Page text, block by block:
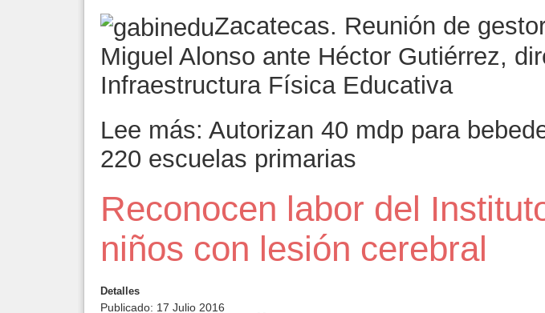
Zacatecas. Reunión de
Miguel Alonso ante Héctor Gutiérrez,
Infraestructura Física Educativa
Lee más: Autorizan 40 mdp para
220 escuelas primarias
Reconocen labor del
niños con lesión cerebral
Detalles
Publicado: 17 Julio 2016